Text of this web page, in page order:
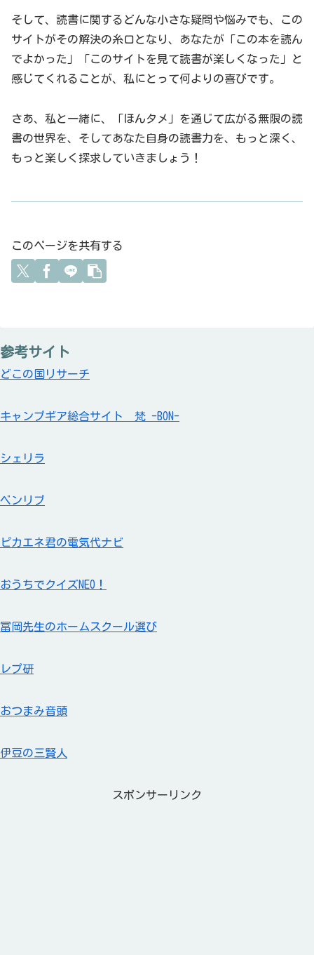
そして、読書に関するどんな小さな疑問や悩みでも、この
サイトがその解決の糸口となり、あなたが「この本を読ん
でよかった」「このサイトを見て読書が楽しくなった」と
感じてくれることが、私にとって何よりの喜びです。
さあ、私と一緒に、「ほんタメ」を通じて広がる無限の読
書の世界を、そしてあなた自身の読書力を、もっと深く、
もっと楽しく探求していきましょう！
このページを共有する
参考サイト
どこの国リサーチ
キャンプギア総合サイト 梵 -BON-
シェリラ
ベンリブ
ピカエネ君の電気代ナビ
おうちでクイズNEO！
冨岡先生のホームスクール選び
レプ研
おつまみ音頭
伊豆の三賢人
スポンサーリンク